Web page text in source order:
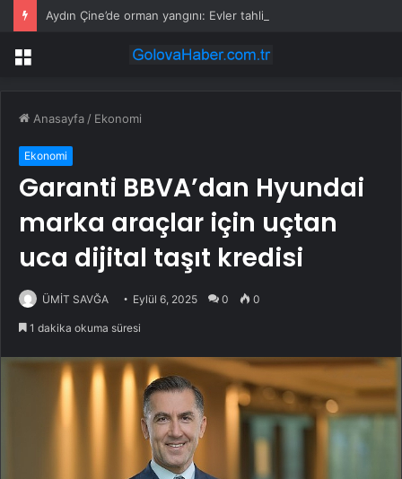
Menü
Anasayfa / Ekonomi
Ekonomi
Garanti BBVA’dan Hyundai
marka araçlar için uçtan
uca dijital taşıt kredisi
ÜMİT SAVĞA Eylül 6, 2025 0 0
1 dakika okuma süresi